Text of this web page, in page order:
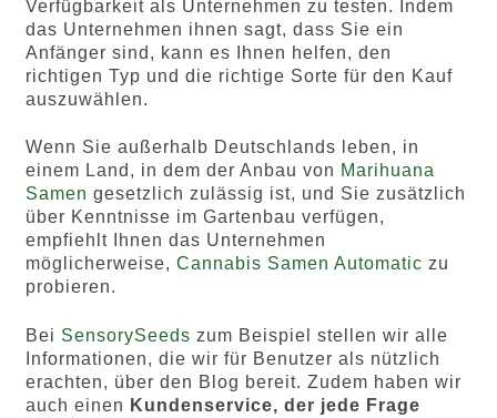
Verfügbarkeit als Unternehmen zu testen. Indem
das Unternehmen ihnen sagt, dass Sie ein
Anfänger sind, kann es Ihnen helfen, den
richtigen Typ und die richtige Sorte für den Kauf
auszuwählen.
Wenn Sie außerhalb Deutschlands leben, in
einem Land, in dem der Anbau von Marihuana
Samen gesetzlich zulässig ist, und Sie zusätzlich
über Kenntnisse im Gartenbau verfügen,
empfiehlt Ihnen das Unternehmen
möglicherweise, Cannabis Samen Automatic zu
probieren.
Bei SensorySeeds zum Beispiel stellen wir alle
Informationen, die wir für Benutzer als nützlich
erachten, über den Blog bereit. Zudem haben wir
auch einen Kundenservice, der jede Frage